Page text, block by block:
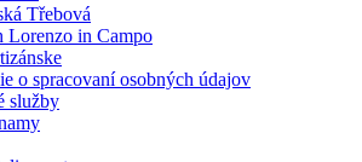
Třebová
Lorenzo in Campo
o spracovaní osobných údajov
služby